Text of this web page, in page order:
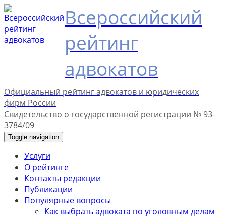
Всероссийский
рейтинг
адвокатов
Официальный рейтинг адвокатов и юридических
фирм России
Свидетельство о государственной регистрации № 93-
3784/09
Toggle navigation
Услуги
О рейтинге
Контакты редакции
Публикации
Популярные вопросы
Как выбрать адвоката по уголовным делам